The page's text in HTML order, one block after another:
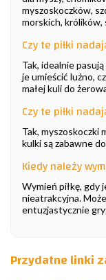
myszoskoczków,
morskich, królików,
Czy te piłki
Tak, idealnie
je umieścić luźno,
małej kuli do
Czy te piłki
Tak, myszoskoczki
kulki są zabawne
Kiedy należy
Wymień piłkę, gdy
nieatrakcyjna.
entuzjastycznie
Przydatne linki